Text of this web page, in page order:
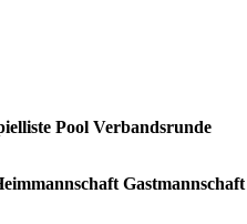
Pool Verbandsrunde
Gastmannschaft